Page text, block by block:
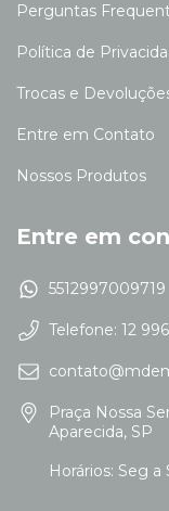
Perguntas
Política de
Trocas e
Entre em Contato
Nossos Produtos
Entre em
5512997009719
Telefone: 12
Praça Nossa
Aparecida, SP